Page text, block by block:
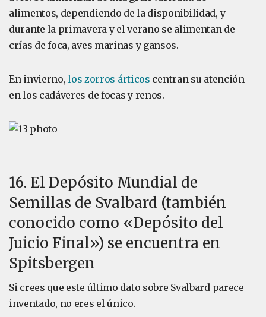
alimentos, dependiendo de la disponibilidad, y
durante la primavera y el verano se alimentan de
crías de foca, aves marinas y gansos.
En invierno,los zorros árticos centran su atención
en los cadáveres de focas y renos.
16. El Depósito Mundial de
Semillas de Svalbard (también
conocido como «Depósito del
Juicio Final») se encuentra en
Spitsbergen
Si crees que este último dato sobre Svalbard parece
inventado, no eres el único.